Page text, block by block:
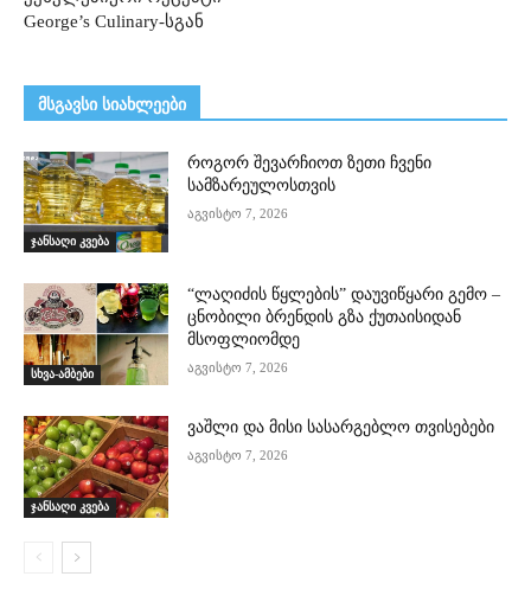
George’s Culinary-სგან
მსგავსი სიახლეები
ჯანსაღი კვება
როგორ შევარჩიოთ ზეთი ჩვენი
სამზარეულოსთვის
აგვისტო 7, 2026
სხვა-ამბები
“ლაღიძის წყლების” დაუვიწყარი გემო –
ცნობილი ბრენდის გზა ქუთაისიდან
მსოფლიომდე
აგვისტო 7, 2026
ჯანსაღი კვება
ვაშლი და მისი სასარგებლო თვისებები
აგვისტო 7, 2026